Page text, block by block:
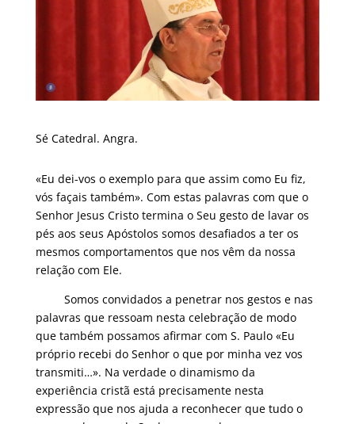
Sé Catedral. Angra.
«Eu dei-vos o exemplo para que assim como Eu fiz,
vós façais também». Com estas palavras com que o
Senhor Jesus Cristo termina o Seu gesto de lavar os
pés aos seus Apóstolos somos desafiados a ter os
mesmos comportamentos que nos vêm da nossa
relação com Ele.
Somos convidados a penetrar nos gestos e nas
palavras que ressoam nesta celebração de modo
que também possamos afirmar com S. Paulo «Eu
próprio recebi do Senhor o que por minha vez vos
transmiti…». Na verdade o dinamismo da
experiência cristã está precisamente nesta
expressão que nos ajuda a reconhecer que tudo o